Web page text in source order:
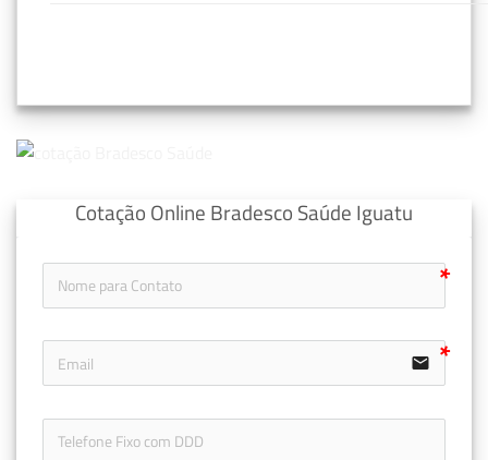
Cotação Online Bradesco Saúde Iguatu
email